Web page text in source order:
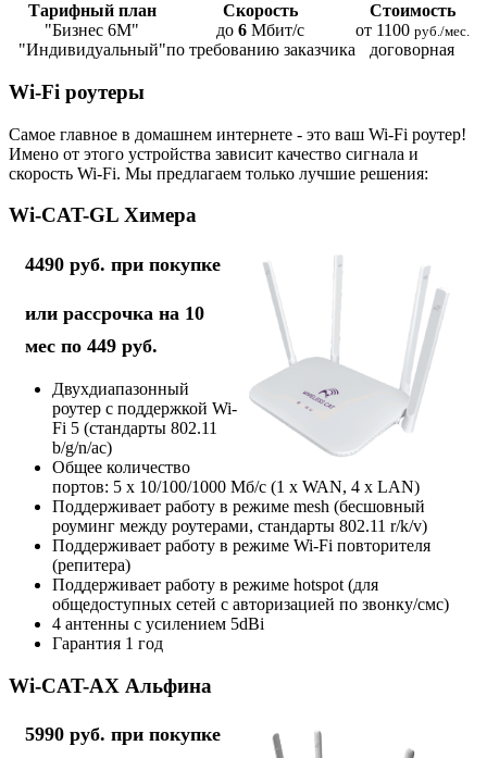
Тарифный план
Скорость
Стоимость
"Бизнес 6М"
до 6 Мбит/с от 1100 руб./мес.
"Индивидуальный"по требованию заказчика договорная
Wi-Fi роутеры
Самое главное в домашнем интернете - это ваш Wi-Fi роутер!
Имено от этого устройства зависит качество сигнала и
скорость Wi-Fi. Мы предлагаем только лучшие решения:
Wi-CAT-GL Химера
4490 руб. при покупке
или рассрочка на 10
мес по 449 руб.
Двухдиапазонный
роутер с поддержкой Wi-
Fi 5 (стандарты 802.11
b/g/n/ac)
Общее количество
портов: 5 х 10/100/1000 Мб/с (1 x WAN, 4 x LAN)
Поддерживает работу в режиме mesh (бесшовный
роуминг между роутерами, стандарты 802.11 r/k/v)
Поддерживает работу в режиме Wi-Fi повторителя
(репитера)
Поддерживает работу в режиме hotspot (для
общедоступных сетей с авторизацией по звонку/смс)
4 антенны с усилением 5dBi
Гарантия 1 год
Wi-CAT-AX Альфина
5990 руб. при покупке